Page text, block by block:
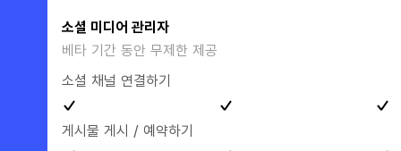
소셜 미디어 관리자
베타 기간 동안 무제한 제공
소셜 채널 연결하기
게시물 게시 / 예약하기